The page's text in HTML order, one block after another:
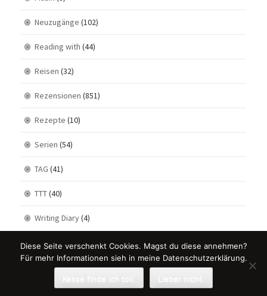
Neuzugänge (102)
Reading with (44)
Reisen (32)
Rezensionen (851)
Rezepte (10)
Serien (54)
TAG (41)
TTT(40)
Writing Diary(4)
Theme Designed byRohit.© 2026 . All Rights Reserved.
Diese Seite verschenkt Cookies. Magst du diese annehmen?
Für mehr Informationen sieh in meine Datenschutzerklärung.